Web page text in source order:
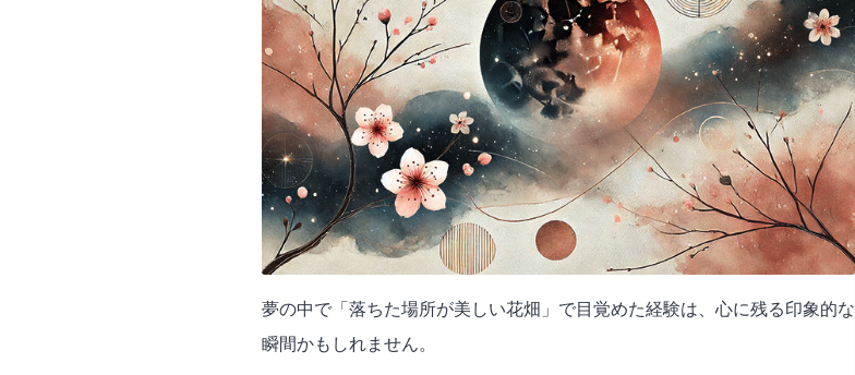
夢の中で「落ちた場所が美しい花畑」で目覚めた経験は、心に残る印象的な
瞬間かもしれません。